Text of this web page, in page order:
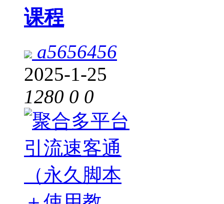
课程
a5656456
2025-1-25
1280 0 0